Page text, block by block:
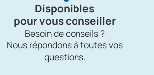
Disponibles
pour vous conseiller
Besoin de conseils ?
Nous répondons à toutes vos
questions.